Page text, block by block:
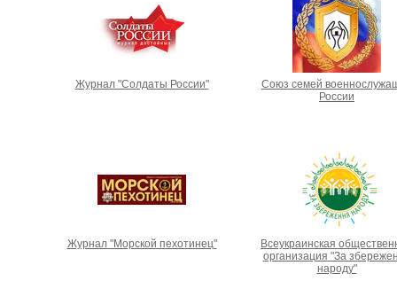
Журнал "Солдаты России"
Союз семей
России
Журнал "Морской пехотинец"
Всеукраинская
организация "За
народу"